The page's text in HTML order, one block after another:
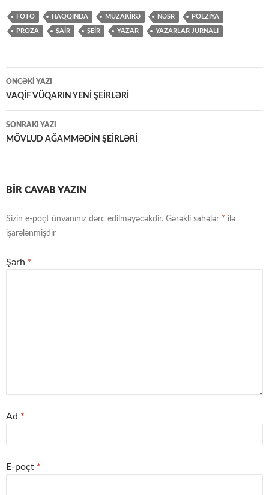
FOTO HAQQINDA MÜZAKİRƏ NƏSR POEZİYA
PROZA ŞAİR ŞEİR YAZAR YAZARLAR JURNALI
Yazılar
üzrə
naviqasiya
ÖNCƏKI YAZI
VAQİF VÜQARIN YENİ ŞEİRLƏRİ
SONRAKI YAZI
MÖVLUD AĞAMMƏDİN ŞEİRLƏRİ
BIR CAVAB YAZIN
Sizin e-poçt ünvanınız dərc edilməyəcəkdir. Gərəkli sahələr * ilə
işarələnmişdir
Şərh *
Ad *
E-poçt *